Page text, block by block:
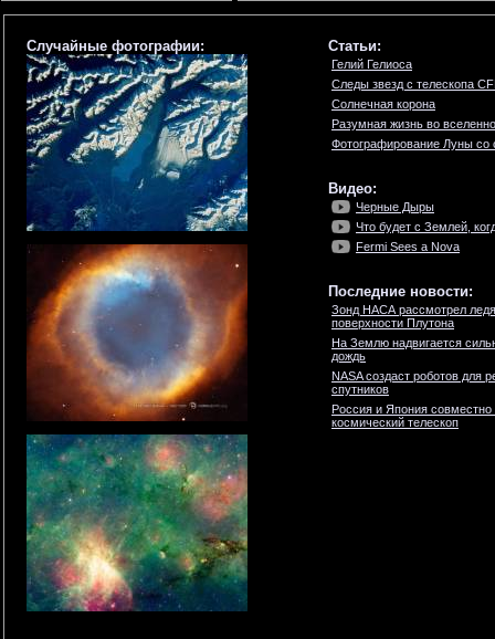
Случайные фотографии: Статьи:
Гелий Гелиоса
Следы звезд с телескопа
Солнечная корона
Разумная жизнь во
Фотографирование Луны со
Видео:
Черные Дыры
Что будет с Землей,
Fermi Sees a Nova
Последние новости:
Зонд НАСА рассмотрел
поверхности Плутона
На Землю надвигается
дождь
NASA создаст роботов для
спутников
Россия и Япония совместно
космический телескоп